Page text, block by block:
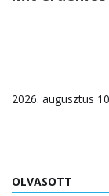
2026. augusztus
OLVASOTT